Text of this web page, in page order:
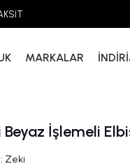
MARKALAR
Beyaz İşlemeli
: Zeki